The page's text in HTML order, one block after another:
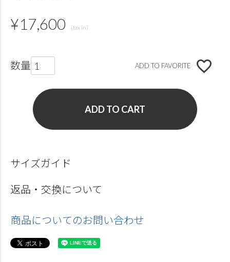
¥17,600
ADD TO FAVORITE
ADD TO CART
サイズガイド
返品・交換について
商品についてのお問い合わせ